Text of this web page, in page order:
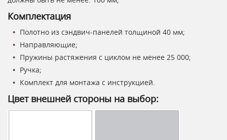
Комплектация
Полотно из сэндвич-панелей толщиной 40 мм;
Направляющие;
Пружины растяжения с циклом не менее 25 000;
Ручка;
Комплект для монтажа с инструкцией.
Цвет внешней стороны на выбор: